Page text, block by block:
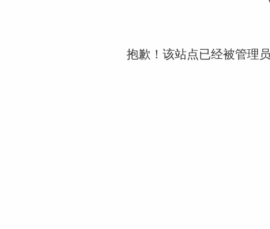
抱歉！该站点已经被管理